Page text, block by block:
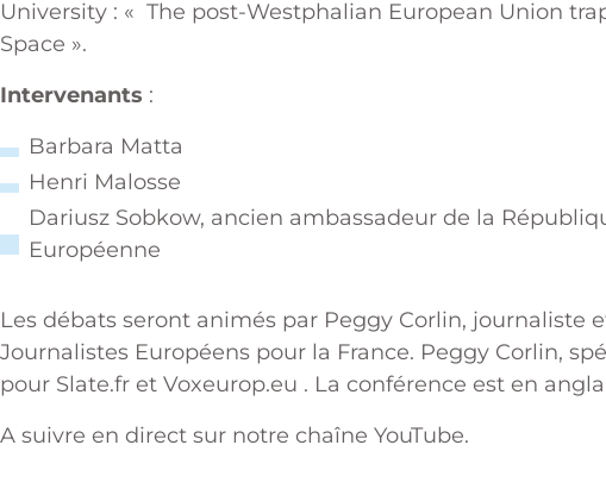
University : « The post-Westphalian European Union
Space ».
Intervenants :
Barbara Matta
Henri Malosse
Dariusz Sobkow, ancien ambassadeur de la
Européenne
Les débats seront animés par Peggy Corlin, journaliste
Journalistes Européens pour la France. Peggy Corlin,
pour Slate.fr et Voxeurop.eu . La conférence est en
A suivre en direct sur notre chaîne YouTube.